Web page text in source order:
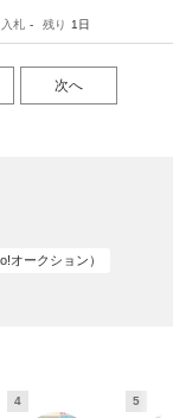
入札 - 残り 1日
次へ
オークション）
4 5